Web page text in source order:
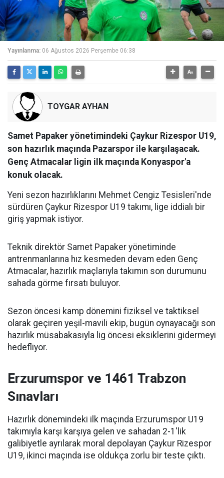
Yayınlanma: 06 Ağustos 2026 Perşembe 06:38
TOYGAR AYHAN
Samet Papaker yönetimindeki Çaykur Rizespor U19,
son hazırlık maçında Pazarspor ile karşılaşacak.
Genç Atmacalar ligin ilk maçında Konyaspor'a
konuk olacak.
Yeni sezon hazırlıklarını Mehmet Cengiz Tesisleri'nde
sürdüren Çaykur Rizespor U19 takımı, lige iddialı bir
giriş yapmak istiyor.
Teknik direktör Samet Papaker yönetiminde
antrenmanlarına hız kesmeden devam eden Genç
Atmacalar, hazırlık maçlarıyla takımın son durumunu
sahada görme fırsatı buluyor.
Sezon öncesi kamp dönemini fiziksel ve taktiksel
olarak geçiren yeşil-mavili ekip, bugün oynayacağı son
hazırlık müsabakasıyla lig öncesi eksiklerini gidermeyi
hedefliyor.
Erzurumspor ve 1461 Trabzon
Sınavları
Hazırlık dönemindeki ilk maçında Erzurumspor U19
takımıyla karşı karşıya gelen ve sahadan 2-1'lik
galibiyetle ayrılarak moral depolayan Çaykur Rizespor
U19, ikinci maçında ise oldukça zorlu bir teste çıktı.